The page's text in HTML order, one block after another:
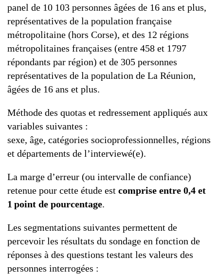
panel de 10 103 personnes âgées de 16 ans et plus,
représentatives de la population française
métropolitaine (hors Corse), et des 12 régions
métropolitaines françaises (entre 458 et 1797
répondants par région) et de 305 personnes
représentatives de la population de La Réunion,
âgées de 16 ans et plus.
Méthode des quotas et redressement appliqués aux
variables suivantes :
sexe, âge, catégories socioprofessionnelles, régions
et départements de l’interviewé(e).
La marge d’erreur (ou intervalle de confiance)
retenue pour cette étude est comprise entre 0,4 et
1 point de pourcentage.
Les segmentations suivantes permettent de
percevoir les résultats du sondage en fonction de
réponses à des questions testant les valeurs des
personnes interrogées :